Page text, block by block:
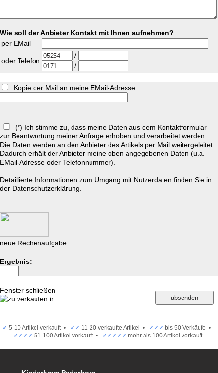
Wie soll der Anbieter Kontakt mit Ihnen aufnehmen?
per EMail
oder Telefon
/
/
Kopie der Mail an meine EMail-Adresse:
(*) Ich stimme zu, dass meine Daten aus dem Kontaktformular
zur Beantwortung meiner Anfrage erhoben und verarbeitet werden.
Die Daten werden an den Anbieter des Artikels per Mail weitergeleitet.
Dadurch erhält der Anbieter meine oben angegebenen Daten (u.a.
EMail-Adresse oder Telefonnummer).
Detaillierte Informationen zum Umgang mit Nutzerdaten finden Sie in
der Datenschutzerklärung.
neue Rechenaufgabe
Ergebnis:
Fenster schließen
✓ 5-10 Artikel verkauft • ✓✓ 11-20 verkaufte Artikel • ✓✓✓ bis 50 Verkäufe •
✓✓✓✓ 51-100 Artikel verkauft • ✓✓✓✓✓ mehr als 100 Artikel verkauft